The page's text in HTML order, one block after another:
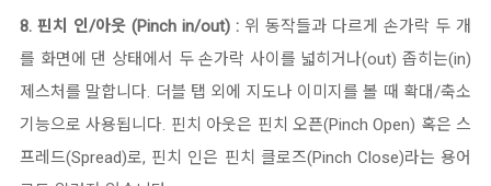
8. 핀치 인/아웃 (Pinch in/out) : 위 동작들과 다르게 손가락 두 개
를 화면에 댄 상태에서 두 손가락 사이를 넓히거나(out) 좁히는(in)
제스처를 말합니다. 더블 탭 외에 지도나 이미지를 볼 때 확대/축소
기능으로 사용됩니다. 핀치 아웃은 핀치 오픈(Pinch Open) 혹은 스
프레드(Spread)로, 핀치 인은 핀치 클로즈(Pinch Close)라는 용어